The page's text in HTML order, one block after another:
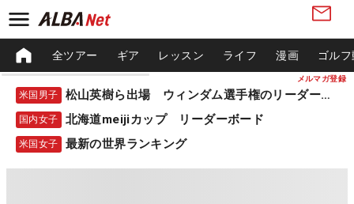
メルマガ登録
全ツアー ギア レッスン ライフ 漫画 ゴル
米国男子 松山英樹ら出場 ウィンダム選手権のリーダーボード
国内女子 北海道meijiカップ リーダーボード
米国女子 最新の世界ランキング